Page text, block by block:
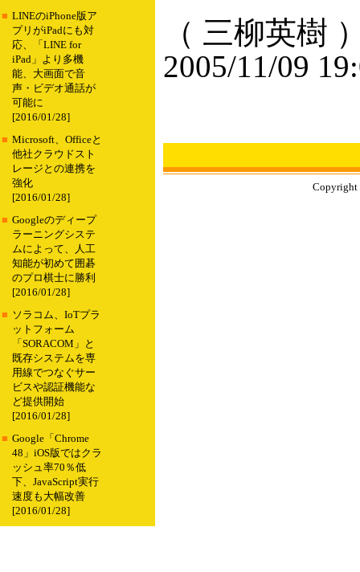
■ LINEのiPhone版ア
プリがiPadにも対
応、「LINE for
iPad」より多機
能、大画面で音
声・ビデオ通話が
可能に
[2016/01/28]
■ Microsoft、Officeと
他社クラウドスト
レージとの連携を
強化
[2016/01/28]
■ Googleのディープ
ラーニングシステ
ムによって、人工
知能が初めて囲碁
のプロ棋士に勝利
[2016/01/28]
■ ソラコム、IoTプラ
ットフォーム
「SORACOM」と
既存システムを専
用線でつなぐサー
ビスや認証機能な
ど提供開始
[2016/01/28]
■ Google「Chrome
48」iOS版ではクラ
ッシュ率70％低
下、JavaScript実行
速度も大幅改善
[2016/01/28]
（ 三柳英樹
2005/11/09
Copyright